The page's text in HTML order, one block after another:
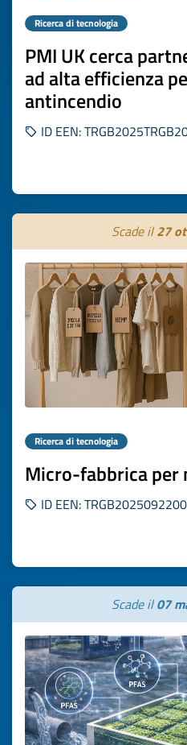
Ricerca di tecnologia
PMI UK cerca
ad alta efficienza
antincendio
ID EEN:
Scade il27
Ricerca di tecnologia
Micro-fabbrica per
ID EEN:
Scade il07